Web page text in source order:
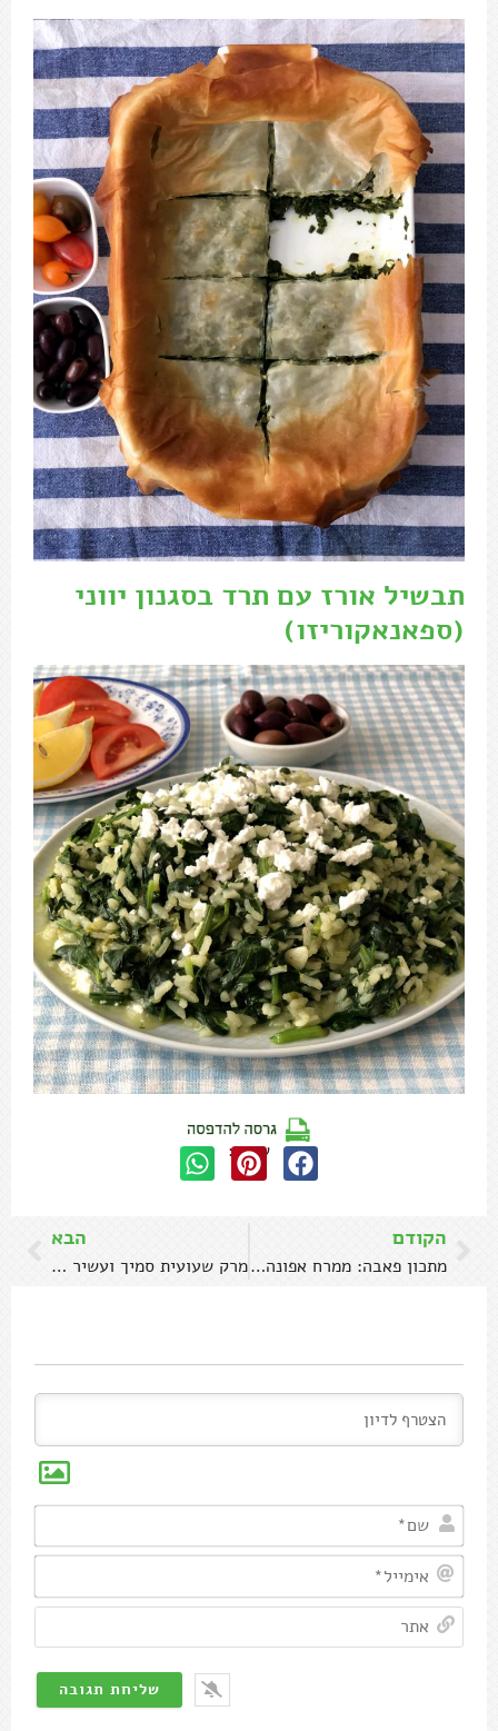
תבשיל אורז עם תרד בסגנון יווני
(ספאנאקוריזו)
שתפו:
הקודם
מתכון פאבה: ממרח אפונה צהובה כמו ביוון
הבא
מרק שעועית סמיך ועשיר מושלם לחורף